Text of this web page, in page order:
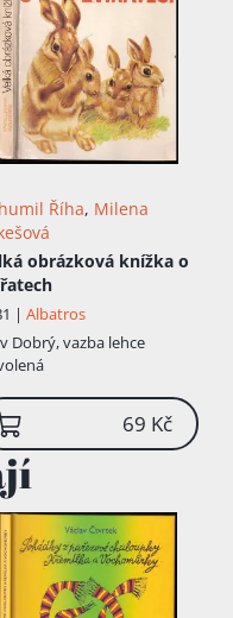
Říha, Milena
obrázková knížka o
| Albatros
Dobrý, vazba lehce
69 Kč